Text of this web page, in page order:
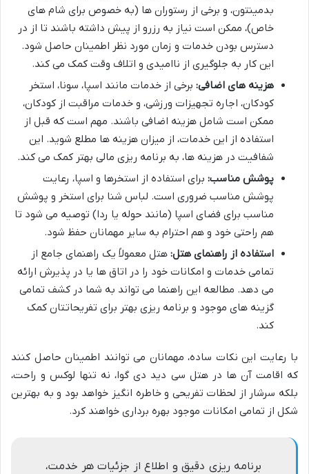
بدمینتون، و برخی از رستوران ها (به خصوص برای شام های
خاص)، ممکن است نیاز به رزرو از پیش داشته باشند تا از در
دسترس بودن خدمات و زمان مورد نظر اطمینان حاصل شود.
این کار به جلوگیری از ناامیدی و اتلاف وقت کمک می کند.
هزینه های اضافی: برخی از خدمات مانند اسپا، سونا، استخر
کودکان، اجاره تجهیزات ورزشی، و خدمات مراقبت از کودکان،
ممکن است شامل هزینه اضافی باشند. مهم است که قبل از
استفاده از این خدمات، از میزان هزینه ها مطلع شوید. این
شفافیت در هزینه ها، به برنامه ریزی مالی بهتر کمک می کند.
پوشش مناسب: برای استفاده از استخرها و اسپا، رعایت
پوشش مناسب ضروری است. لباس شنا برای استخر و پوشش
مناسب برای فضای اسپا (مانند حوله یا ردا) توصیه می شود تا
هم راحتی خود و هم احترام به سایر مهمانان حفظ شود.
استفاده از راهنمای هتل: هتل معمولاً یک راهنمای جامع از
تمامی خدمات و امکانات خود را در اتاق ها یا در پذیرش ارائه
می دهد. مطالعه این راهنما می تواند به شما در کشف تمامی
گزینه های موجود و برنامه ریزی بهتر برای تفریحاتتان کمک
کند.
با رعایت این نکات ساده، مهمانان می توانند اطمینان حاصل کنند
که اقامت آن ها در هتل سی دید دی گوا، نه تنها لوکس و راحت،
بلکه سرشار از لحظات تفریحی و خاطره انگیز خواهد بود و به بهترین
شکل از تمامی امکانات موجود بهره برداری خواهند کرد.
برنامه ریزی دقیق و اطلاع از جزئیات هر خدمت،